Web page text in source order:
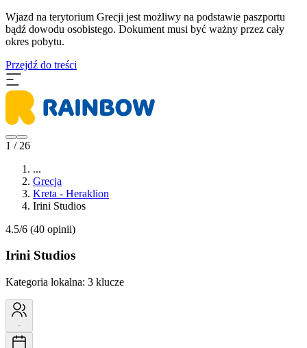
Wjazd na terytorium Grecji jest możliwy na podstawie paszportu
bądź dowodu osobistego. Dokument musi być ważny przez cały
okres pobytu.
Przejdź do treści
1 / 26
...
Grecja
Kreta - Heraklion
Irini Studios
4.5/6 (40 opinii)
Irini Studios
Kategoria lokalna: 3 klucze
-